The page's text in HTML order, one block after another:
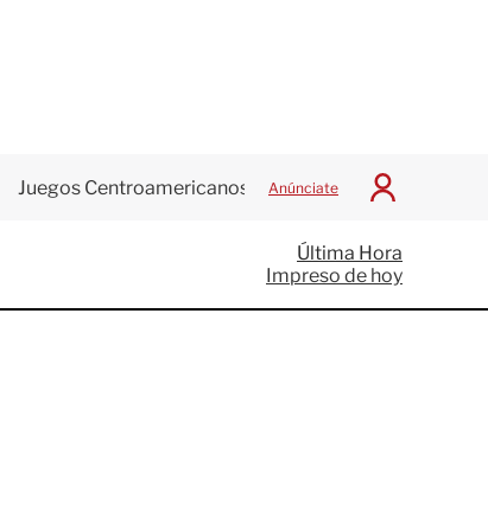
Juegos Centroamericanos Anúnciate
I
c
i
a
Última Hora
Impreso de hoy